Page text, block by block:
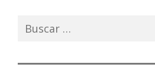
Buscar: